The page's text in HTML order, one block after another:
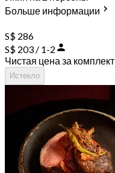
Больше информации
S$ 286
S$ 203 / 1-2
Чистая цена за комплект
Истекло